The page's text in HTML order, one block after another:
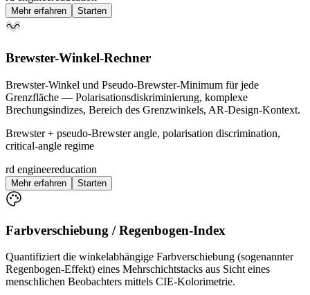
Mehr erfahren Starten
Brewster-Winkel-Rechner
Brewster-Winkel und Pseudo-Brewster-Minimum für jede
Grenzfläche — Polarisationsdiskriminierung, komplexe
Brechungsindizes, Bereich des Grenzwinkels, AR-Design-Kontext.
Brewster + pseudo-Brewster angle, polarisation discrimination,
critical-angle regime
rd engineereducation
Mehr erfahren Starten
Farbverschiebung / Regenbogen-Index
Quantifiziert die winkelabhängige Farbverschiebung (sogenannter
Regenbogen-Effekt) eines Mehrschichtstacks aus Sicht eines
menschlichen Beobachters mittels CIE-Kolorimetrie.